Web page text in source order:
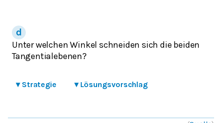
Unter welchen Winkel schneiden sich die beiden
Tangentialebenen?
▾ Strategie ▾ Lösungsvorschlag